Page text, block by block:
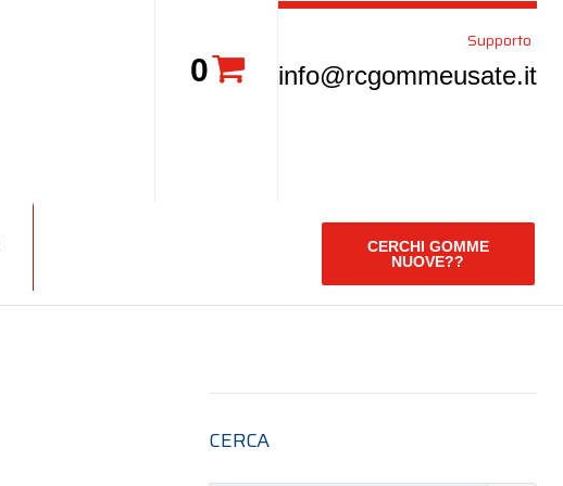
0
Supporto
info@rcgommeusate.it
CERCHI GOMME
NUOVE??
CERCA